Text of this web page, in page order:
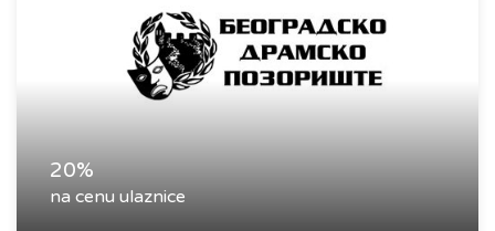
20%
na cenu ulaznice